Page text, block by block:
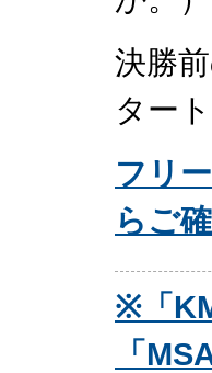
決勝
ター
フリ
らご
※「
「